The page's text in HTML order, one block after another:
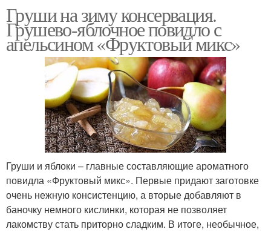
Груши на зиму консервация.
Грушево-яблочное повидло с
апельсином «Фруктовый микс»
Груши и яблоки – главные составляющие ароматного
повидла «Фруктовый микс». Первые придают заготовке
очень нежную консистенцию, а вторые добавляют в
баночку немного кислинки, которая не позволяет
лакомству стать приторно сладким. В итоге, необычное,